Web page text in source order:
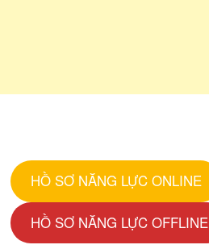
HỒ SƠ NĂNG LỰC ONLINE
HỒ SƠ NĂNG LỰC OFFLINE